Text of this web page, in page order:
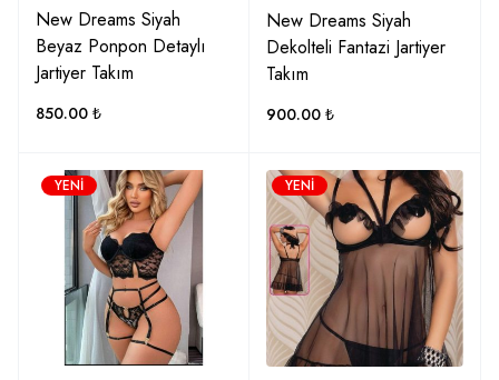
New Dreams Siyah
Beyaz Ponpon Detaylı
Jartiyer Takım
850.00 ₺
New Dreams Siyah
Dekolteli Fantazi Jartiyer
Takım
900.00 ₺
YENI YENI